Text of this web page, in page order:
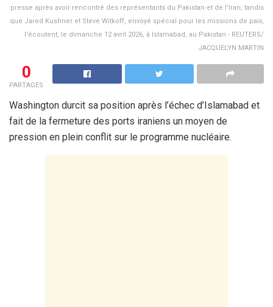
presse après avoir rencontré des représentants du Pakistan et de l'Iran, tandis
que Jared Kushner et Steve Witkoff, envoyé spécial pour les missions de paix,
l'écoutent, le dimanche 12 avril 2026, à Islamabad, au Pakistan - REUTERS/
JACQUELYN MARTIN
0
PARTAGES
Washington durcit sa position après l’échec d’Islamabad et
fait de la fermeture des ports iraniens un moyen de
pression en plein conflit sur le programme nucléaire.